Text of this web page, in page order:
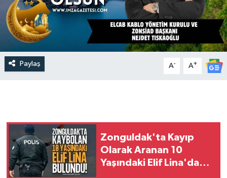
Paylaş A- A+
Zonguldak'ta Kayıp
Olarak Aranan 10
Yaşındaki Elif Lina'dan